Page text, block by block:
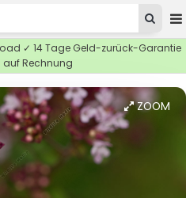
✓ 14 Tage Geld-zurück-Garantie
auf Rechnung
ZOOM